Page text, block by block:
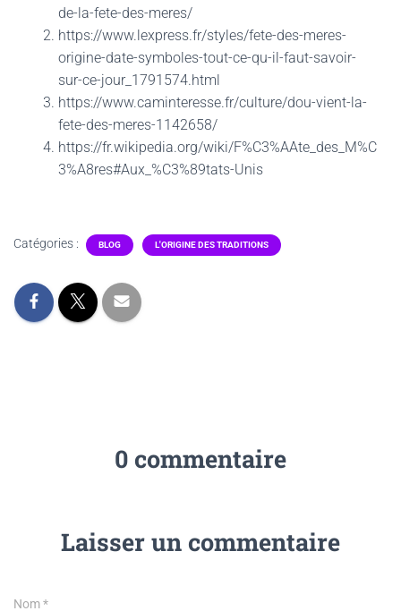
de-la-fete-des-meres/
https://www.lexpress.fr/styles/fete-des-meres-
origine-date-symboles-tout-ce-qu-il-faut-savoir-
sur-ce-jour_1791574.html
https://www.caminteresse.fr/culture/dou-vient-la-
fete-des-meres-1142658/
https://fr.wikipedia.org/wiki/F%C3%AAte_des_M%C
3%A8res#Aux_%C3%89tats-Unis
Catégories : BLOG L'ORIGINE DES TRADITIONS
0 commentaire
Laisser un commentaire
Nom*